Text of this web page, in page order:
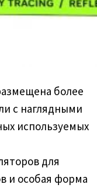
более
с наглядными
используемых
для
и особая форма